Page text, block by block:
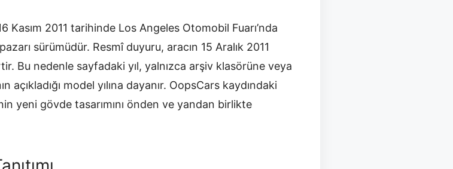
Kasım 2011 tarihinde Los Angeles Otomobil Fuarı’nda
sürümüdür. Resmî duyuru, aracın 15 Aralık 2011
Bu nedenle sayfadaki yıl, yalnızca arşiv klasörüne veya
açıkladığı model yılına dayanır. OopsCars kaydındaki
yeni gövde tasarımını önden ve yandan birlikte